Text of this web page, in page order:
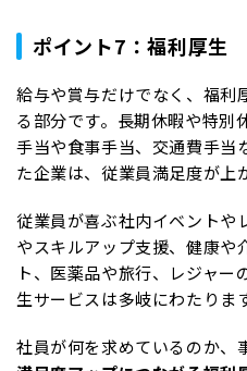
ポイント7：福利厚生
給与や賞与だけでなく、福利
る部分です。長期休暇や特別
手当や食事手当、交通費手当
た企業は、従業員満足度が上
従業員が喜ぶ社内イベントや
やスキルアップ支援、健康や
ト、医薬品や旅行、レジャ
生サービスは多岐にわたります
社員が何を求めているのか、